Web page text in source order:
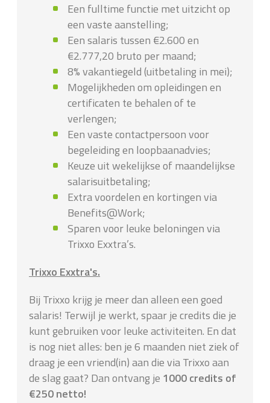
Een fulltime functie met uitzicht op
een vaste aanstelling;
Een salaris tussen €2.600 en
€2.777,20 bruto per maand;
8% vakantiegeld (uitbetaling in mei);
Mogelijkheden om opleidingen en
certificaten te behalen of te
verlengen;
Een vaste contactpersoon voor
begeleiding en loopbaanadvies;
Keuze uit wekelijkse of maandelijkse
salarisuitbetaling;
Extra voordelen en kortingen via
Benefits@Work;
Sparen voor leuke beloningen via
Trixxo Exxtra’s.
Trixxo Exxtra's.
Bij Trixxo krijg je meer dan alleen een goed
salaris! Terwijl je werkt, spaar je credits die je
kunt gebruiken voor leuke activiteiten. En dat
is nog niet alles: ben je 6 maanden niet ziek of
draag je een vriend(in) aan die via Trixxo aan
de slag gaat? Dan ontvang je 1000 credits of
€250 netto!